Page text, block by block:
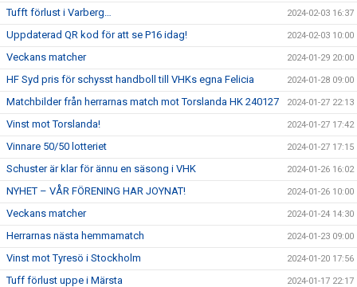
Tufft förlust i Varberg… 2024-02-03 16:37
Uppdaterad QR kod för att se P16 idag! 2024-02-03 10:00
Veckans matcher 2024-01-29 20:00
HF Syd pris för schysst handboll till VHKs egna Felicia 2024-01-28 09:00
Matchbilder från herrarnas match mot Torslanda HK 240127 2024-01-27 22:13
Vinst mot Torslanda! 2024-01-27 17:42
Vinnare 50/50 lotteriet 2024-01-27 17:15
Schuster är klar för ännu en säsong i VHK 2024-01-26 16:02
NYHET – VÅR FÖRENING HAR JOYNAT! 2024-01-26 10:00
Veckans matcher 2024-01-24 14:30
Herrarnas nästa hemmamatch 2024-01-23 09:00
Vinst mot Tyresö i Stockholm 2024-01-20 17:56
Tuff förlust uppe i Märsta 2024-01-17 22:17